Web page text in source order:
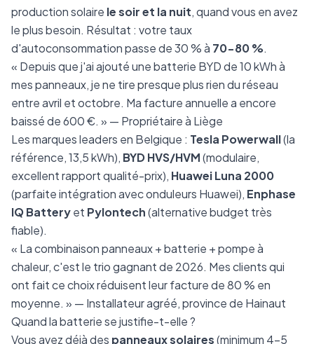
production solaire le soir et la nuit, quand vous en avez
le plus besoin. Résultat : votre taux
d'autoconsommation passe de 30 % à 70-80 %.
« Depuis que j'ai ajouté une batterie BYD de 10 kWh à
mes panneaux, je ne tire presque plus rien du réseau
entre avril et octobre. Ma facture annuelle a encore
baissé de 600 €. » — Propriétaire à Liège
Les marques leaders en Belgique : Tesla Powerwall(la
référence, 13,5 kWh), BYD HVS/HVM(modulaire,
excellent rapport qualité-prix), Huawei Luna 2000
(parfaite intégration avec onduleurs Huawei), Enphase
IQ Batteryet Pylontech(alternative budget très
fiable).
« La combinaison panneaux + batterie + pompe à
chaleur, c'est le trio gagnant de 2026. Mes clients qui
ont fait ce choix réduisent leur facture de 80 % en
moyenne. » — Installateur agréé, province de Hainaut
Quand la batterie se justifie-t-elle ?
Vous avez déjà des panneaux solaires(minimum 4-5